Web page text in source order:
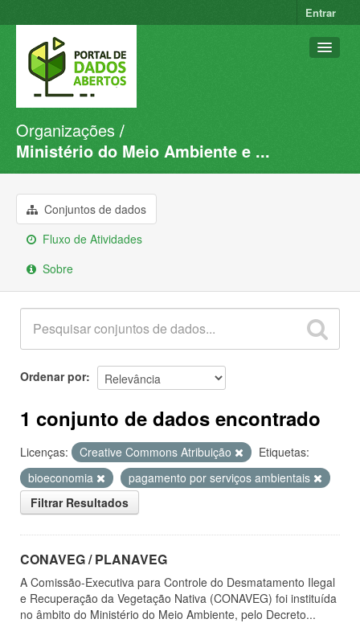
Entrar
Conjuntos de dados
Organizações
Sobre
Organizações
Ministério do Meio Ambiente e ...
Conjuntos de dados
Fluxo de Atividades
Sobre
Ordenar por
1 conjunto de dados encontrado
Licenças: Creative Commons Atribuição
Etiquetas:
bioeconomia
pagamento por serviços ambientais
Filtrar Resultados
CONAVEG / PLANAVEG
A Comissão-Executiva para Controle do Desmatamento Ilegal
e Recuperação da Vegetação Nativa (CONAVEG) foi instituída
no âmbito do Ministério do Meio Ambiente, pelo Decreto...